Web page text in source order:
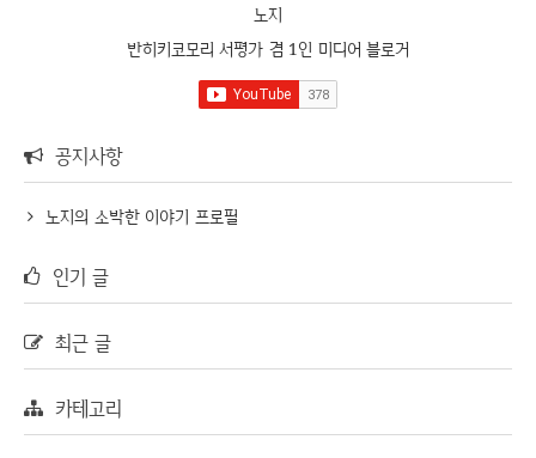
노지
반히키코모리 서평가 겸 1인 미디어 블로거
공지사항
노지의 소박한 이야기 프로필
인기 글
최근 글
카테고리